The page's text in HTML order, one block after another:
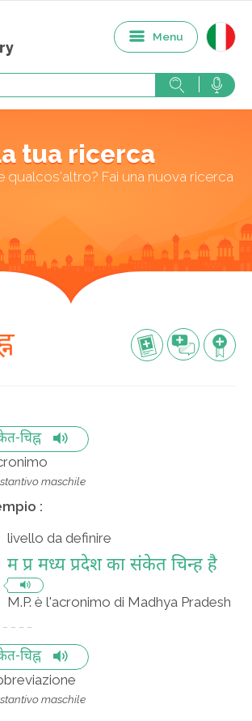
Menu
tua ricerca
qualcos'altro? Fai una nuova ricerca
चिह्न
maschile
:
livello da definire
म प्र मध्य प्रदेश का संकेत चिन्ह है
M.P. è l'acronimo di Madhya Pradesh
चिह्न
maschile